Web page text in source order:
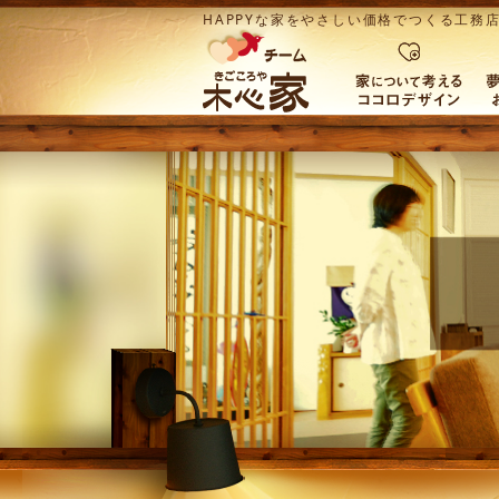
HAPPYな家をやさしい価格でつくる工務